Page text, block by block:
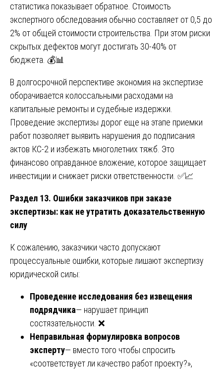
статистика показывает обратное. Стоимость
экспертного обследования обычно составляет от 0,5 до
2% от общей стоимости строительства. При этом риски
скрытых дефектов могут достигать 30-40% от
бюджета. 💰📊
В долгосрочной перспективе экономия на экспертизе
оборачивается колоссальными расходами на
капитальные ремонты и судебные издержки.
Проведение экспертизы дорог еще на этапе приемки
работ позволяет выявить нарушения до подписания
актов КС-2 и избежать многолетних тяжб. Это
финансово оправданное вложение, которое защищает
инвестиции и снижает риски ответственности. ✅📈
Раздел 13. Ошибки заказчиков при заказе
экспертизы: как не утратить доказательственную
силу
К сожалению, заказчики часто допускают
процессуальные ошибки, которые лишают экспертизу
юридической силы:
Проведение исследования без извещения
подрядчика— нарушает принцип
состязательности. ❌
Неправильная формулировка вопросов
эксперту— вместо того чтобы спросить
«соответствует ли качество работ проекту?»,